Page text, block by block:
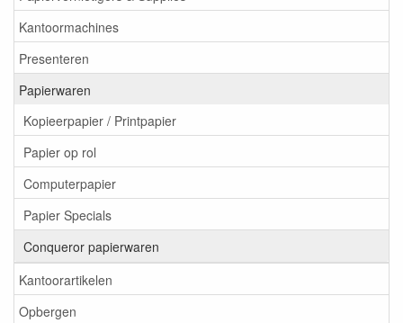
Kantoormachines
Presenteren
Papierwaren
Kopieerpapier / Printpapier
Papier op rol
Computerpapier
Papier Specials
Conqueror papierwaren
Kantoorartikelen
Opbergen